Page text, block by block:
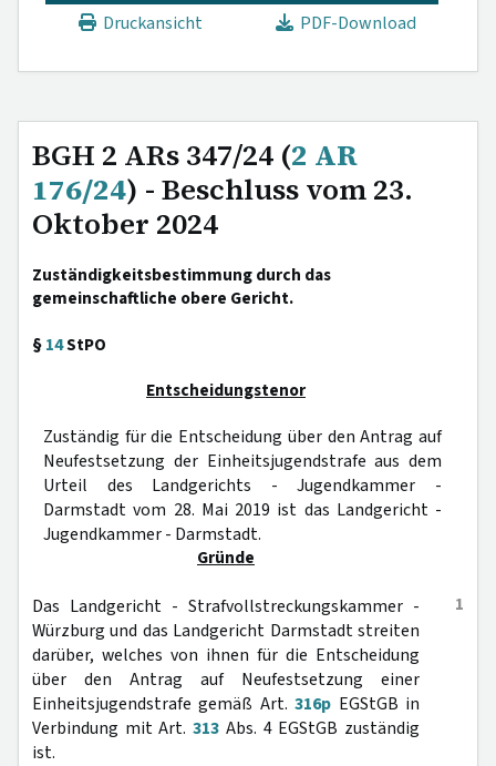
Druckansicht
PDF-Download
BGH 2 ARs 347/24 (2 AR
176/24) - Beschluss vom 23.
Oktober 2024
Zuständigkeitsbestimmung durch das
gemeinschaftliche obere Gericht.
§14StPO
Entscheidungstenor
Zuständig für die Entscheidung über den Antrag auf
Neufestsetzung der Einheitsjugendstrafe aus dem
Urteil des Landgerichts - Jugendkammer -
Darmstadt vom 28. Mai 2019 ist das Landgericht -
Jugendkammer - Darmstadt.
Gründe
1
Das Landgericht - Strafvollstreckungskammer -
Würzburg und das Landgericht Darmstadt streiten
darüber, welches von ihnen für die Entscheidung
über den Antrag auf Neufestsetzung einer
Einheitsjugendstrafe gemäß Art.316p EGStGB in
Verbindung mit Art.313 Abs. 4 EGStGB zuständig
ist.